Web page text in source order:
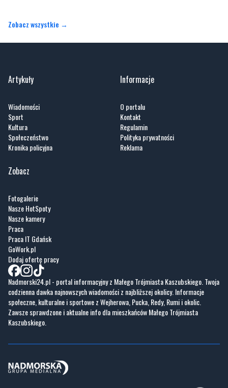
Zobacz wszystkie →
Artykuły
Wiadomości
Sport
Kultura
Społeczeństwo
Kronika policyjna
Informacje
O portalu
Kontakt
Regulamin
Polityka prywatności
Reklama
Zobacz
Fotogalerie
Nasze HotSpoty
Nasze kamery
Praca
Praca IT Gdańsk
GoWork.pl
Dodaj ofertę pracy
Nadmorski24.pl - portal informacyjny z Małego Trójmiasta Kaszubskiego. Twoja
codzienna dawka najnowszych wiadomości z najbliższej okolicy. Informacje
społeczne, kulturalne i sportowe z Wejherowa, Pucka, Redy, Rumi i okolic.
Zawsze sprawdzone i aktualne info dla mieszkańców Małego Trójmiasta
Kaszubskiego.